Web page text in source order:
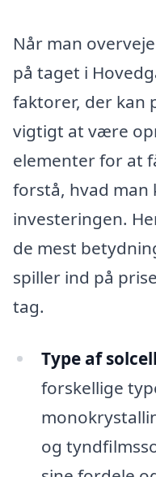
Når man
på taget i
faktorer, der kan
vigtigt at være
elementer for at
forstå, hvad man
investeringen.
de mest
spiller ind på
tag.
Type af
forskellige
og